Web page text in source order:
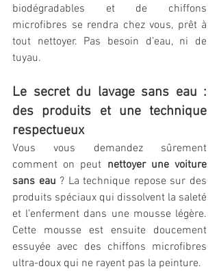
biodégradables et de chiffons
microfibres se rendra chez vous, prêt à
tout nettoyer. Pas besoin d’eau, ni de
tuyau.
Le secret du lavage sans eau :
des produits et une technique
respectueux
Vous vous demandez sûrement
comment on peut nettoyer une voiture
sans eau ? La technique repose sur des
produits spéciaux qui dissolvent la saleté
et l’enferment dans une mousse légère.
Cette mousse est ensuite doucement
essuyée avec des chiffons microfibres
ultra-doux qui ne rayent pas la peinture.